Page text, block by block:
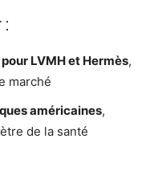
LVMH et Hermès,
marché
américaines,
de la santé